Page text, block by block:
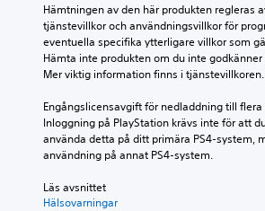
Hämtningen av den här produkten regleras
tjänstevillkor och användningsvillkor för
eventuella specifika ytterligare villkor som
Hämta inte produkten om du inte
Mer viktig information finns i tjänstevillkoren.
Engångslicensavgift för nedladdning till flera
Inloggning på PlayStation krävs inte för att
använda detta på ditt primära PS4-system,
användning på annat PS4-system.
Läs avsnittet
Hälsovarningar